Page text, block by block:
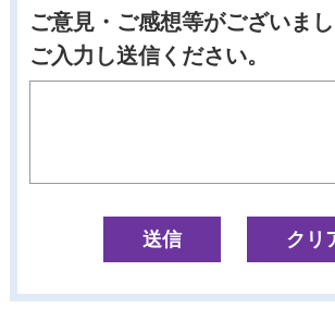
ご意見・ご感想等がございま
ご入力し送信ください。